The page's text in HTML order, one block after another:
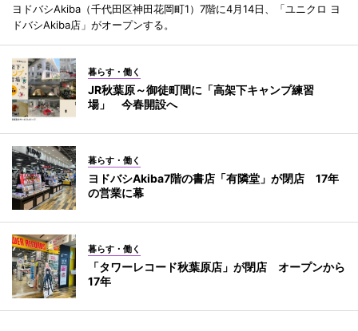
ヨドバシAkiba（千代田区神田花岡町1）7階に4月14日、「ユニクロ ヨ
ドバシAkiba店」がオープンする。
暮らす・働く
JR秋葉原～御徒町間に「高架下キャンプ練習
場」 今春開設へ
暮らす・働く
ヨドバシAkiba7階の書店「有隣堂」が閉店 17年
の営業に幕
暮らす・働く
「タワーレコード秋葉原店」が閉店 オープンから
17年